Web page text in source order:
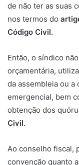
de não ter as suas
nos termos do
Código Civil.
Então, o síndico
orçamentária,
da assembleia ou a
emergencial, bem
obtenção dos
Civil.
Ao conselho fiscal,
convenção quanto